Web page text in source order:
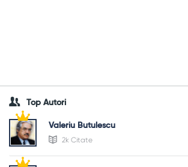
Top Autori
Valeriu Butulescu
2k Citate